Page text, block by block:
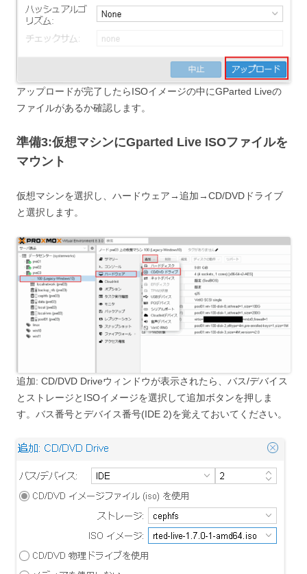
アップロードが完了したらISOイメージの中にGParted Liveの
ファイルがあるか確認します。
準備3:仮想マシンにGparted Live ISOファイルを
マウント
仮想マシンを選択し、ハードウェア→追加→CD/DVDドライブ
と選択します。
追加: CD/DVD Driveウィンドウが表示されたら、バス/デバイス
とストレージとISOイメージを選択して追加ボタンを押しま
す。バス番号とデバイス番号(IDE 2)を覚えておいてください。